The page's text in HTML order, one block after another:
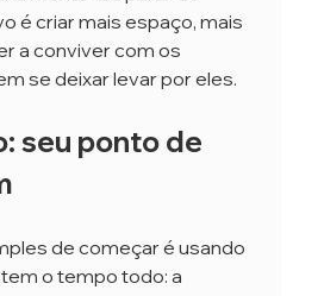
é criar mais espaço, mais
a conviver com os
se deixar levar por eles.
seu ponto de
de começar é usando
o tempo todo: a